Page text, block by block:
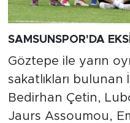
SAMSUNSPOR'DA
Göztepe ile yarın
sakatlıkları
Bedirhan Çetin,
Jaurs Assoumou,